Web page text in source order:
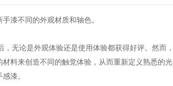
漆不同的外观材质和轴色。
无论是外观体验还是使用体验都获得好评。然而，
料来创造不同的触觉体验，从而重新定义熟悉的光
漆。